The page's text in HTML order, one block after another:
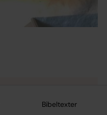
Bibeltexter